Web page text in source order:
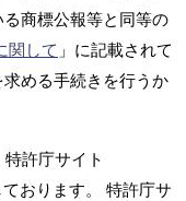
商標公報等と同等の
関して 」に記載されて
める手続きを行うか
許庁サイト
おります。 特許庁サ